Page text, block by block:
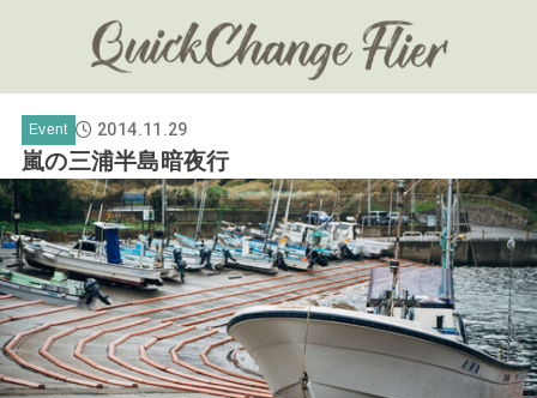
Event 2014.11.29
嵐の三浦半島暗夜行